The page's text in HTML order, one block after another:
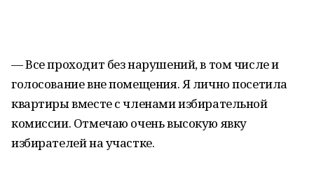
— Все проходит без нарушений, в том числе и
голосование вне помещения. Я лично посетила
квартиры вместе с членами избирательной
комиссии. Отмечаю очень высокую явку
избирателей на участке.